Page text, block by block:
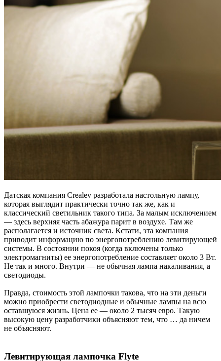
Датская компания Crealev разработала настольную лампу,
которая выглядит практически точно так же, как и
классический светильник такого типа. За малым исключением
— здесь верхняя часть абажура парит в воздухе. Там же
располагается и источник света. Кстати, эта компания
приводит информацию по энергопотреблению левитирующей
системы. В состоянии покоя (когда включены только
электромагниты) ее энергопотребление составляет около 3 Вт.
Не так и много. Внутри — не обычная лампа накаливания, а
светодиоды.
Правда, стоимость этой лампочки такова, что на эти деньги
можно приобрести светодиодные и обычные лампы на всю
оставшуюся жизнь. Цена ее — около 2 тысяч евро. Такую
высокую цену разработчики объясняют тем, что … да ничем
не объясняют.
Левитирующая лампочка Flyte